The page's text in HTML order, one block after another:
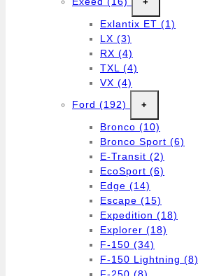
Exlantix ET (1)
LX (3)
RX (4)
TXL
(4)
VX (4)
Ford (192) +
Bronco (10)
Bronco Sport (6)
E-Transit (2)
EcoSport (6)
Edge (14)
Escape (15)
Expedition (18)
Explorer (18)
F-150 (34)
F-150 Lightning (8)
F-250 (8)